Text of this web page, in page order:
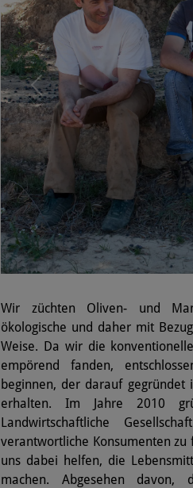
Wir züchten Oliven- und
ökologische und daher mit
Weise. Da wir die
empörend fanden,
beginnen, der darauf
erhalten. Im Jahre 2010
Landwirtschaftliche
verantwortliche Konsumenten
uns dabei helfen, die
machen. Abgesehen davon,